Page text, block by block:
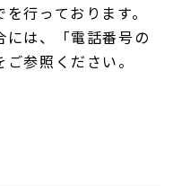
行っております。
は、「電話番号の
参照ください。